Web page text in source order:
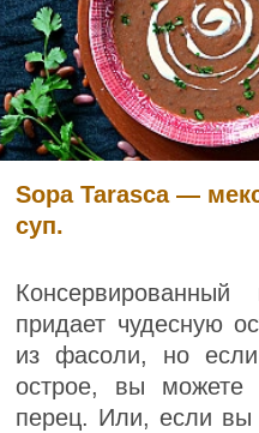
Sopa Tarasca —
суп.
придает чудесную
из фасоли, но
острое, вы можете
перец. Или, если вы